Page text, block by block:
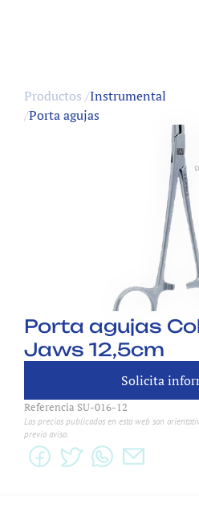
Porta agujas
Jaws 12,5cm
Solicita
Solicita
Referencia SU-016-12
Los precios publicados en esta web son
previo aviso.
Productos /Instrumental
Porta agujas
/